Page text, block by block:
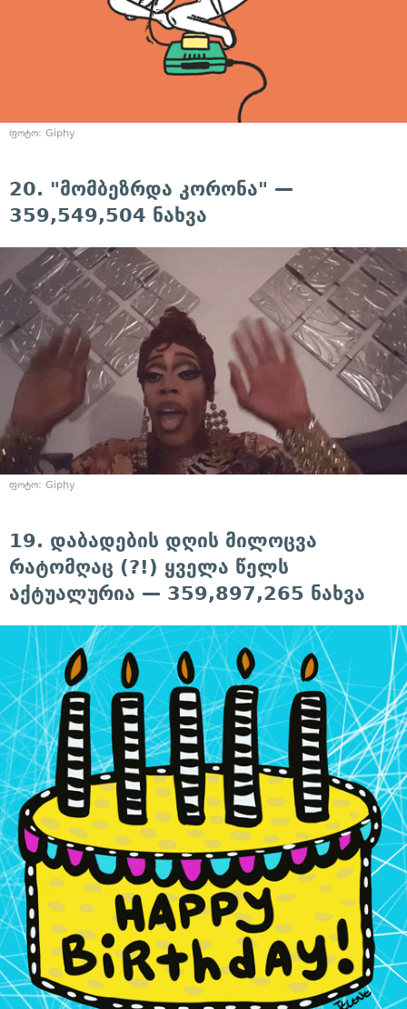
ფოტო: Giphy
20. "მომბეზრდა კორონა" —
359,549,504 ნახვა
ფოტო: Giphy
19. დაბადების დღის მილოცვა
რატომღაც (?!) ყველა წელს
აქტუალურია — 359,897,265 ნახვა